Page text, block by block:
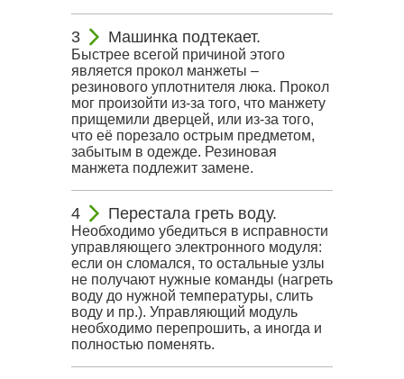
Машинка подтекает.
Быстрее всегой причиной этого
является прокол манжеты –
резинового уплотнителя люка. Прокол
мог произойти из-за того, что манжету
прищемили дверцей, или из-за того,
что её порезало острым предметом,
забытым в одежде. Резиновая
манжета подлежит замене.
Перестала греть воду.
Необходимо убедиться в исправности
управляющего электронного модуля:
если он сломался, то остальные узлы
не получают нужные команды (нагреть
воду до нужной температуры, слить
воду и пр.). Управляющий модуль
необходимо перепрошить, а иногда и
полностью поменять.